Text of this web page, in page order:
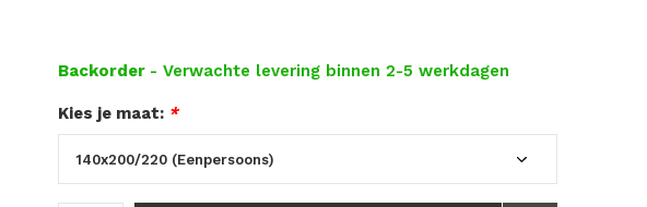
Backorder - Verwachte levering binnen 2-5 werkdagen
Kies je maat: *